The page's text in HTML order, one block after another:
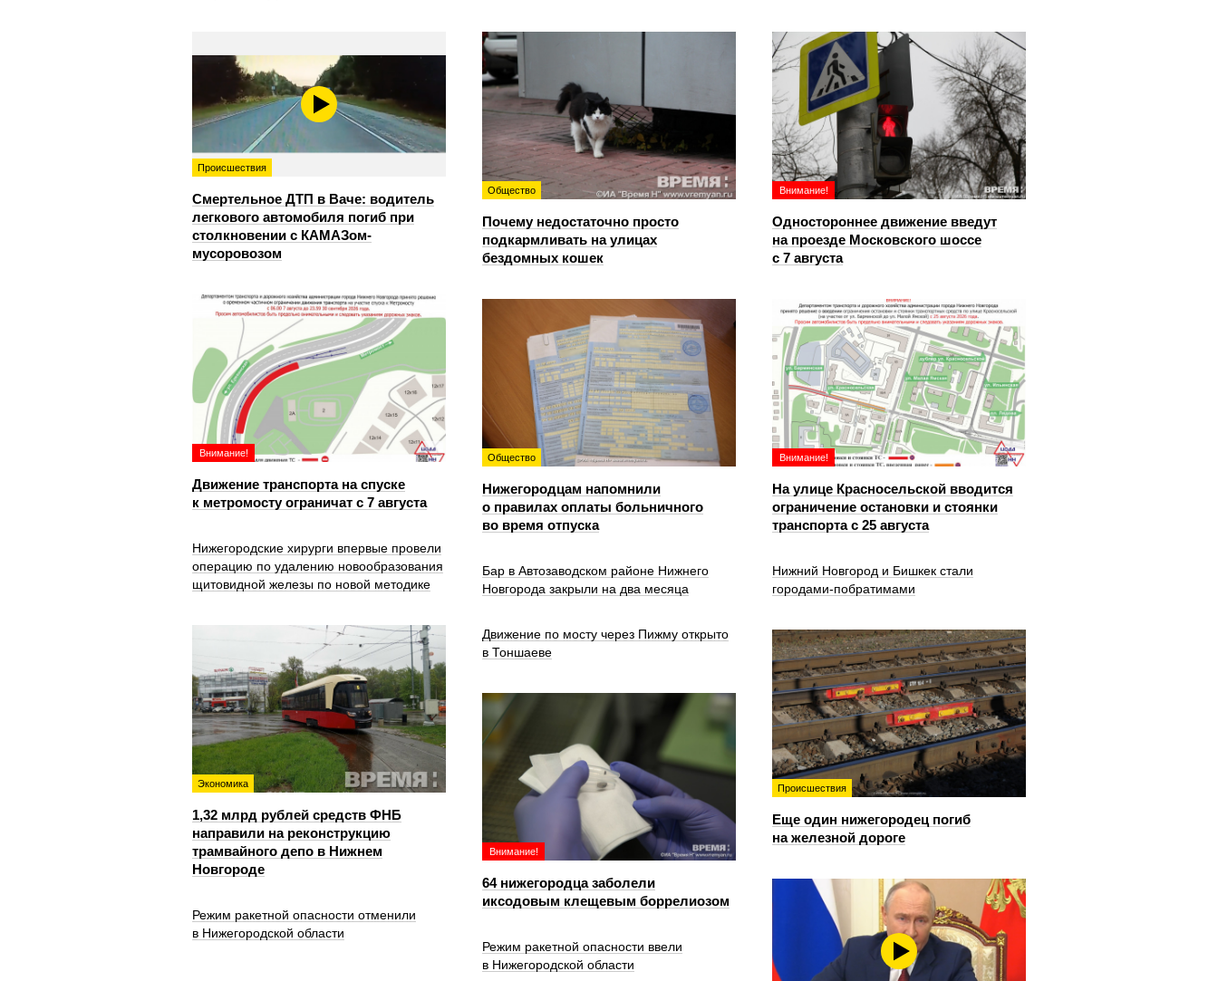
Происшествия
Смертельное ДТП в Ваче: водитель
легкового автомобиля погиб при
столкновении с КАМАЗом-
мусоровозом
Общество
Почему недостаточно просто
подкармливать на улицах
бездомных кошек
Внимание!
Одностороннее движение введут
на проезде Московского шоссе
с 7 августа
Внимание!
Движение транспорта на спуске
к метромосту ограничат с 7 августа
Общество
Нижегородцам напомнили
о правилах оплаты больничного
во время отпуска
Внимание!
На улице Красносельской вводится
ограничение остановки и стоянки
транспорта с 25 августа
Нижегородские хирурги впервые провели
операцию по удалению новообразования
щитовидной железы по новой методике
Бар в Автозаводском районе Нижнего
Новгорода закрыли на два месяца
Нижний Новгород и Бишкек стали
городами-побратимами
Экономика
1,32 млрд рублей средств ФНБ
направили на реконструкцию
трамвайного депо в Нижнем
Новгороде
Движение по мосту через Пижму открыто
в Тоншаеве
Происшествия
Еще один нижегородец погиб
на железной дороге
Внимание!
64 нижегородца заболели
иксодовым клещевым боррелиозом
Режим ракетной опасности отменили
в Нижегородской области
Режим ракетной опасности ввели
в Нижегородской области